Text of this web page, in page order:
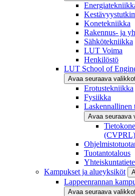
Konetekniikka
Rakennus- ja
Sähkötekniikka
LUT Voima
Henkilöstö
LUT School of
Avaa seuraava
Erotustekniikka
Fysiikka
Laskennallinen
Avaa seuraava
(CVPRL)
Tuotantotalous
Kampukset ja alueyksiköt
Lappeenrannan
Avaa seuraava